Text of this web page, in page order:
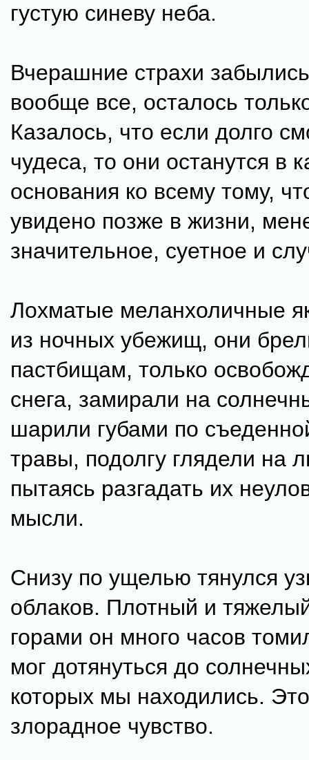
густую синеву неба.
Вчерашние страхи
вообще все, осталось
Казалось, что если долго
чудеса, то они останутся в
основания ко всему тому,
увидено позже в жизни,
значительное, суетное и
Лохматые меланхоличные
из ночных убежищ, они
пастбищам, только
снега, замирали на
шарили губами по
травы, подолгу глядели на
пытаясь разгадать их
мысли.
Снизу по ущелью тянулся
облаков. Плотный и
горами он много часов
мог дотянуться до
которых мы находились.
злорадное чувство.